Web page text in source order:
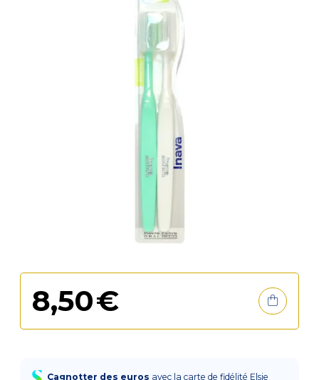
8,50€
Cagnotter des euros avec la carte de fidélité Elsie